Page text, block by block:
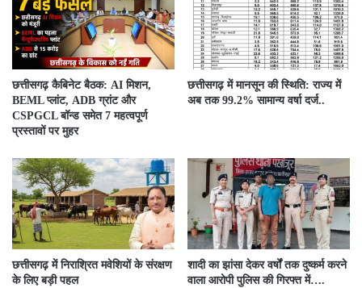
छत्तीसगढ़ कैबिनेट बैठक: AI मिशन,
BEML प्लांट, ADB ग्रांट और
CSPGCL बॉन्ड समेत 7 महत्वपूर्ण
प्रस्तावों पर मुहर
छत्तीसगढ़ में मानसून की स्थिति: राज्य में
अब तक 99.2% सामान्य वर्षा दर्ज..
छत्तीसगढ़ में निराश्रित मवेशियों के संरक्षण
के लिए बड़ी पहल
शादी का झांसा देकर वर्षों तक दुष्कर्म करने
वाला आरोपी पुलिस की गिरफ्त में….